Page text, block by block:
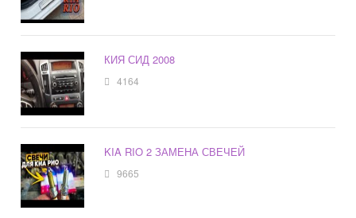
КИЯ СИД 2008
4164
KIA RIO 2 ЗАМЕНА СВЕЧЕЙ
9665